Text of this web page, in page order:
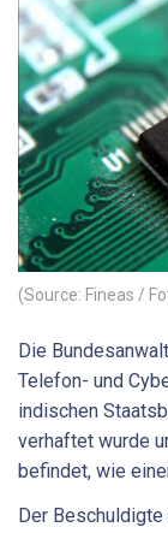
(Source: Fineas /
Die
Telefon- und
indischen
verhaftet wurde
befindet, wie
Der